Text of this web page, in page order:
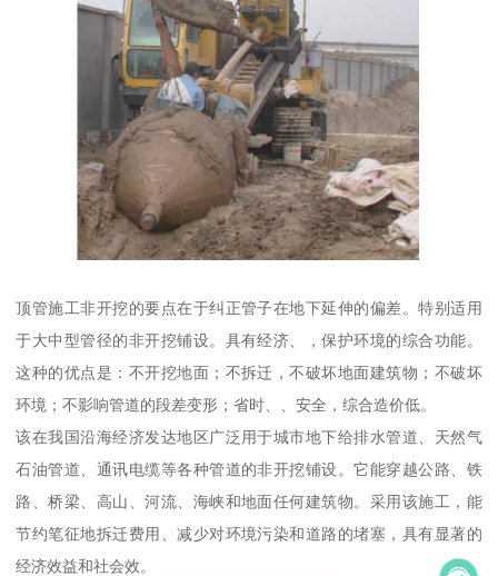
顶管施工非开挖的要点在于纠正管子在地下延伸的偏差。特别适用
于大中型管径的非开挖铺设。具有经济、，保护环境的综合功能。
这种的优点是：不开挖地面；不拆迁，不破坏地面建筑物；不破坏
环境；不影响管道的段差变形；省时、、安全，综合造价低。
该在我国沿海经济发达地区广泛用于城市地下给排水管道、天然气
石油管道、通讯电缆等各种管道的非开挖铺设。它能穿越公路、铁
路、桥梁、高山、河流、海峡和地面任何建筑物。采用该施工，能
节约笔征地拆迁费用、减少对环境污染和道路的堵塞，具有显著的
经济效益和社会效。